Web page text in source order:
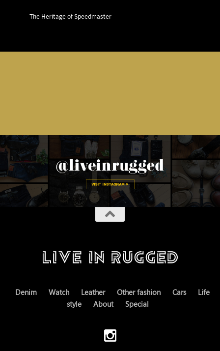
The Heritage of Speedmaster
Denim Watch Leather Other fashion Cars
Life
style
About Special